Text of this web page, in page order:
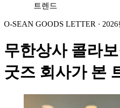
트렌드
O-SEAN GOODS LETTER · 2026
무한상사 콜라
굿즈 회사가 본